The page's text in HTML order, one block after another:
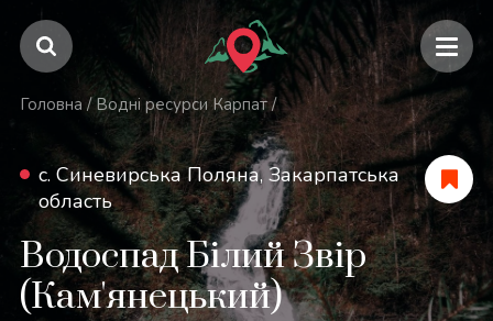
Головна / Водні ресурси Карпат /
с. Синевирська Поляна, Закарпатська
область
Водоспад Білий Звір
(Кам'янецький)